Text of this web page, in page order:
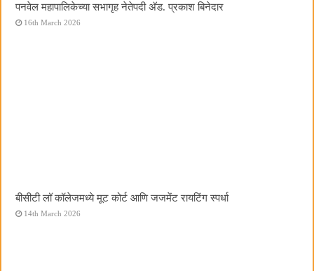
पनवेल महापालिकेच्या सभागृह नेतेपदी अ‍ॅड. प्रकाश बिनेदार
16th March 2026
बीसीटी लॉ कॉलेजमध्ये मूट कोर्ट आणि जजमेंट रायटिंग स्पर्धा
14th March 2026